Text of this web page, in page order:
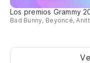
Los premios Grammy
Bad Bunny, Beyoncé,